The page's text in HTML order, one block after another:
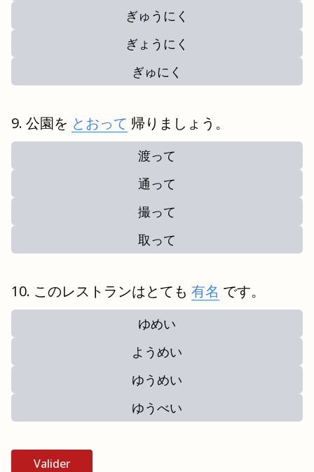
ぎゅうにく
ぎょうにく
ぎゅにく
公園を とおって 帰りましょう。
渡って
通って
撮って
取って
このレストランはとても 有名 です。
ゆめい
ようめい
ゆうめい
ゆうべい
Valider